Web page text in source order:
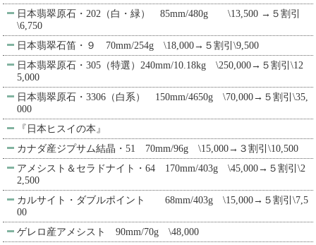
日本翡翠原石・202（白・緑） 85mm/480g \13,500 →５割引
\6,750
日本翡翠石笛・９ 70mm/254g \18,000→５割引\9,500
日本翡翠原石・305（特選）240mm/10.18kg \250,000→５割引\12
5,000
日本翡翠原石・3306（白系） 150mm/4650g \70,000→５割引\35,
000
『日本ヒスイの本』
カナダ産ジプサム結晶・51 70mm/96g \15,000→３割引\10,500
アメシスト＆セラドナイト・64 170mm/403g \45,000→５割引\2
2,500
カルサイト・ダブルポイント 68mm/403g \15,000→５割引\7,5
00
ゲレロ産アメシスト 90mm/70g \48,000